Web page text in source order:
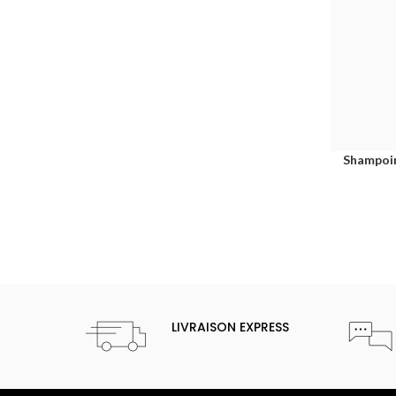
LIVRAISON EXPRESS